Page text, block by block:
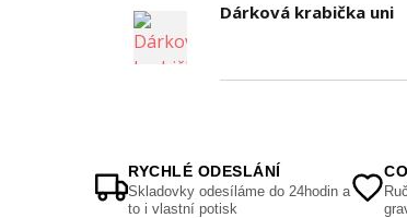
Dárková krabička uni
RYCHLÉ ODESLÁNÍ
Skladovky odesíláme do 24hodin a
to i vlastní potisk